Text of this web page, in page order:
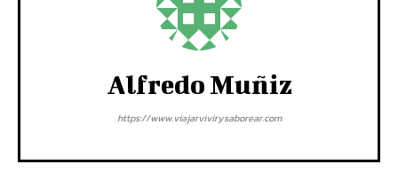
Alfredo Muñiz
https://www.viajarvivirysaborear.com